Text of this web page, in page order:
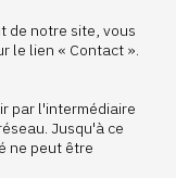
de notre site, vous
le lien « Contact ».
par l'intermédiaire
Jusqu'à ce
ne peut être